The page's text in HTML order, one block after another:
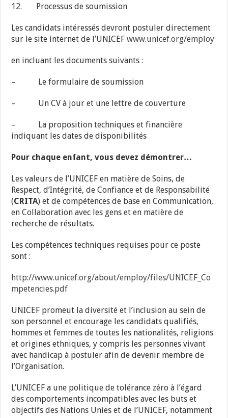
12. Processus de soumission
Les candidats intéressés devront postuler directement
sur le site internet de l’UNICEFwww.unicef.org/employ
en incluant les documents suivants :
– Le formulaire de soumission
– Un CV à jour et une lettre de couverture
– La proposition techniques et financière
indiquant les dates de disponibilités
Pour chaque enfant, vous devez démontrer…
Les valeurs de l’UNICEF en matière de Soins, de
Respect, d’Intégrité, de Confiance et de Responsabilité
(CRITA) et de compétences de base en Communication,
en Collaboration avec les gens et en matière de
recherche de résultats.
Les compétences techniques requises pour ce poste
sont :
http://www.unicef.org/about/employ/files/UNICEF_Co
mpetencies.pdf
UNICEF promeut la diversité et l’inclusion au sein de
son personnel et encourage les candidats qualifiés,
hommes et femmes de toutes les nationalités, religions
et origines ethniques, y compris les personnes vivant
avec handicap à postuler afin de devenir membre de
l’Organisation.
L’UNICEF a une politique de tolérance zéro à l’égard
des comportements incompatibles avec les buts et
objectifs des Nations Unies et de l’UNICEF, notamment